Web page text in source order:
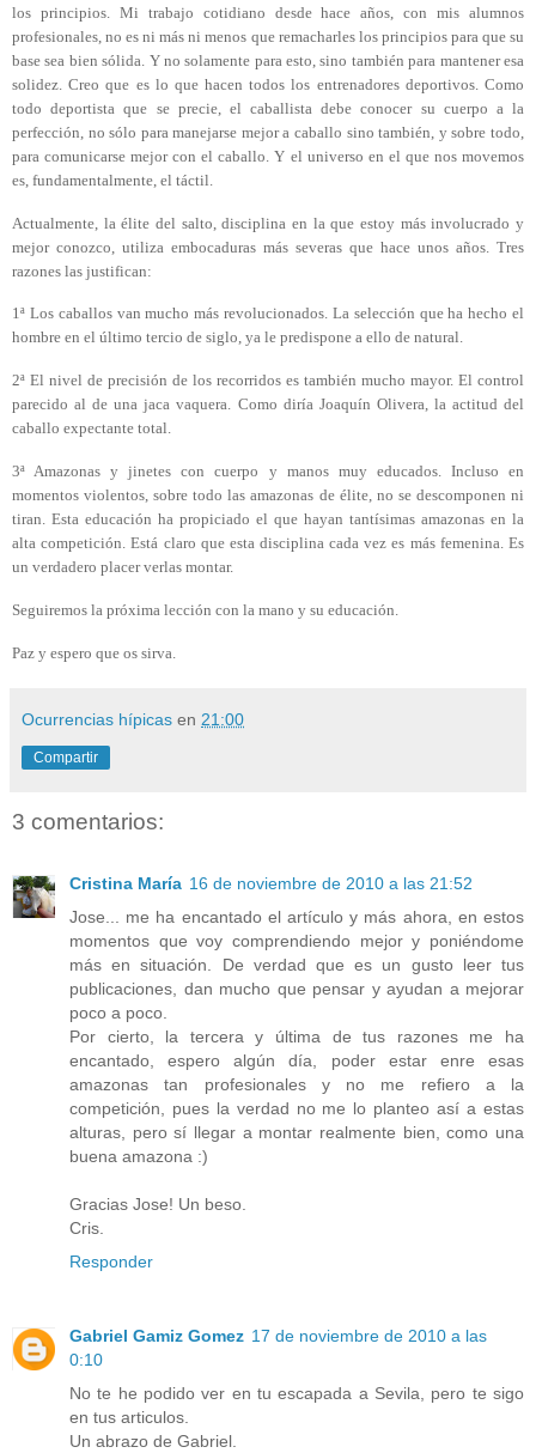
los principios. Mi trabajo cotidiano desde hace años, con mis alumnos
profesionales, no es ni más ni menos que remacharles los principios para que su
base sea bien sólida. Y no solamente para esto, sino también para mantener esa
solidez. Creo que es lo que hacen todos los entrenadores deportivos. Como
todo deportista que se precie, el caballista debe conocer su cuerpo a la
perfección, no sólo para manejarse mejor a caballo sino también, y sobre todo,
para comunicarse mejor con el caballo. Y el universo en el que nos movemos
es, fundamentalmente, el táctil.
Actualmente, la élite del salto, disciplina en la que estoy más involucrado y
mejor conozco, utiliza embocaduras más severas que hace unos años. Tres
razones las justifican:
1ª Los caballos van mucho más revolucionados. La selección que ha hecho el
hombre en el último tercio de siglo, ya le predispone a ello de natural.
2ª El nivel de precisión de los recorridos es también mucho mayor. El control
parecido al de una jaca vaquera. Como diría Joaquín Olivera, la actitud del
caballo expectante total.
3ª Amazonas y jinetes con cuerpo y manos muy educados. Incluso en
momentos violentos, sobre todo las amazonas de élite, no se descomponen ni
tiran. Esta educación ha propiciado el que hayan tantísimas amazonas en la
alta competición. Está claro que esta disciplina cada vez es más femenina. Es
un verdadero placer verlas montar.
Seguiremos la próxima lección con la mano y su educación.
Paz y espero que os sirva.
Ocurrencias hípicas en 21:00
Compartir
3 comentarios:
Cristina María 16 de noviembre de 2010 a las 21:52
Jose... me ha encantado el artículo y más ahora, en estos
momentos que voy comprendiendo mejor y poniéndome
más en situación. De verdad que es un gusto leer tus
publicaciones, dan mucho que pensar y ayudan a mejorar
poco a poco.
Por cierto, la tercera y última de tus razones me ha
encantado, espero algún día, poder estar enre esas
amazonas tan profesionales y no me refiero a la
competición, pues la verdad no me lo planteo así a estas
alturas, pero sí llegar a montar realmente bien, como una
buena amazona :)
Gracias Jose! Un beso.
Cris.
Responder
Gabriel Gamiz Gomez 17 de noviembre de 2010 a las
0:10
No te he podido ver en tu escapada a Sevila, pero te sigo
en tus articulos.
Un abrazo de Gabriel.